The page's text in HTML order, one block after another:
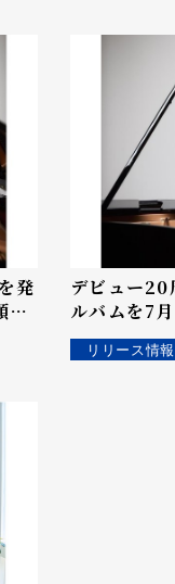
発
が
デビュー20
ルバムを7
ス決定！
リリース情報